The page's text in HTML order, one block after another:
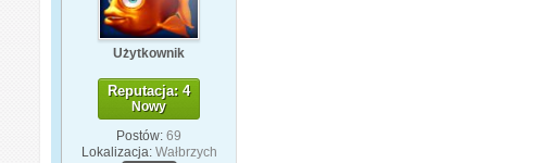
Użytkownik
Reputacja: 4
Nowy
Postów: 69
Lokalizacja: Wałbrzych